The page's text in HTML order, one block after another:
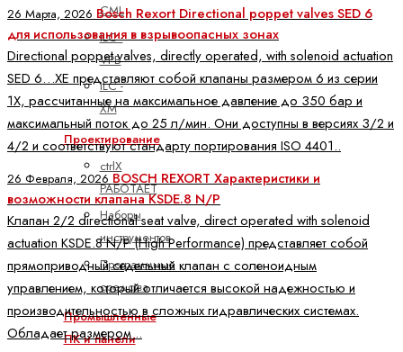
CML
ILC -
VPB
ILC -
XM
Проектирование
ctrlX
РАБОТАЕТ
Наборы
инструментов
Программные
средства
Промышленные
ПК и панели
26 Марта, 2026 Bosch Rexort Directional poppet valves SED 6
для использования в взрывоопасных зонах
Directional poppet valves, directly operated, with solenoid actuation
SED 6…XE представляют собой клапаны размером 6 из серии
1X, рассчитанные на максимальное давление до 350 бар и
максимальный поток до 25 л/мин. Они доступны в версиях 3/2 и
4/2 и соответствуют стандарту портирования ISO 4401..
26 Февраля, 2026 BOSCH REXORT Характеристики и
возможности клапана KSDE.8 N/P
Клапан 2/2 directional seat valve, direct operated with solenoid
actuation KSDE.8 N/P (High Performance) представляет собой
прямоприводный седельный клапан с соленоидным
управлением, который отличается высокой надежностью и
производительностью в сложных гидравлических системах.
Обладает размером ..